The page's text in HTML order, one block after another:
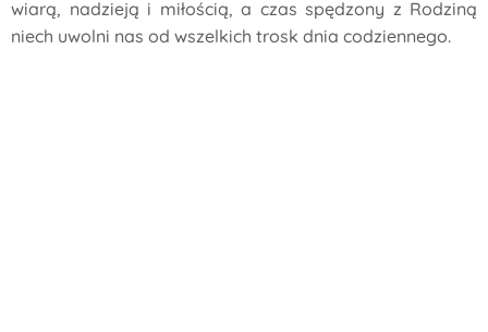
wiarą, nadzieją i miłością, a czas spędzony z Rodziną
niech uwolni nas od wszelkich trosk dnia codziennego.